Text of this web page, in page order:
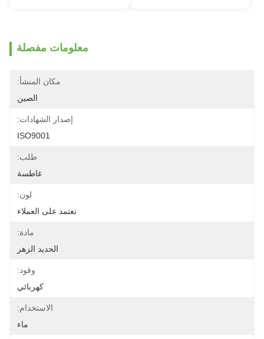
معلومات مفصلة
مكان المنشأ:
الصين
إصدار الشهادات:
ISO9001
طلب:
غاطسة
لون:
تعتمد على العملاء
مادة:
الحديد الزهر
وقود:
كهربائي
الاستخدام:
ماء